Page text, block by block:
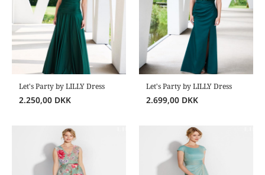
Let's Party by LILLY Dress
2.250,00 DKK
Let's Party by LILLY Dress
2.699,00 DKK